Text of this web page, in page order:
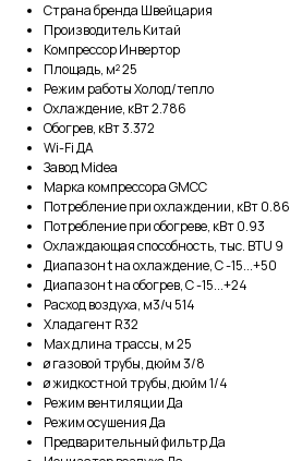
Страна бренда Швейцария
Производитель Китай
Компрессор Инвертор
Площадь, м² 25
Режим работы Холод/тепло
Охлаждение, кВт 2.786
Обогрев, кВт 3.372
Wi-Fi ДА
Завод Midea
Марка компрессора GMCC
Потребление при охлаждении, кВт 0.86
Потребление при обогреве, кВт 0.93
Охлаждающая способность, тыс. BTU 9
Диапазон t на охлаждение, С -15...+50
Диапазон t на обогрев, С -15...+24
Расход воздуха, м3/ч 514
Хладагент R32
Max длина трассы, м 25
ø газовой трубы, дюйм 3/8
ø жидкостной трубы, дюйм 1/4
Режим вентиляции Да
Режим осушения Да
Предварительный фильтр Да